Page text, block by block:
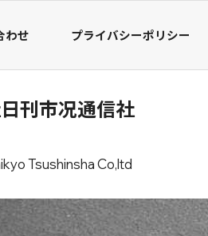
わせ プライバシーポリシー
刊市况通信社
Tsushinsha Co,ltd